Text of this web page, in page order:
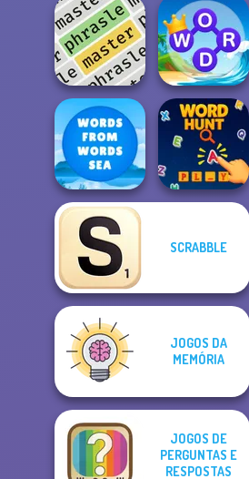
Word Scramble:
Family Tales
Cryptograph
Phrasle Master
Word Connect
Puzzle
Words From
Words: Sea
SCRABBLE
JOGOS DA
MEMÓRIA
JOGOS DE
PERGUNTAS E
RESPOSTAS